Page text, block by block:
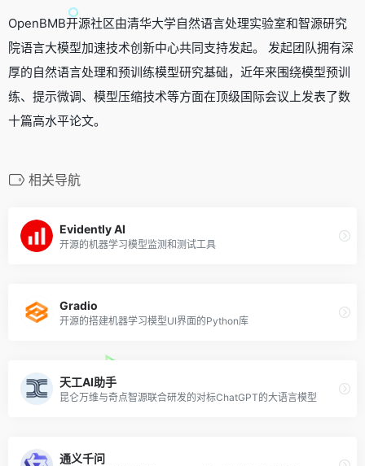
OpenBMB开源社区由清华大学自然语言处理实验室和智源研究
院语言大模型加速技术创新中心共同支持发起。 发起团队拥有深
厚的自然语言处理和预训练模型研究基础，近年来围绕模型预训
练、提示微调、模型压缩技术等方面在顶级国际会议上发表了数
十篇高水平论文。
相关导航
Evidently AI
开源的机器学习模型监测和测试工具
Gradio
开源的搭建机器学习模型UI界面的Python库
天工AI助手
昆仑万维与奇点智源联合研发的对标ChatGPT的大语言模型
通义千问